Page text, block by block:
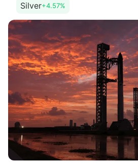
данные Российской академии
Silver+4.57%